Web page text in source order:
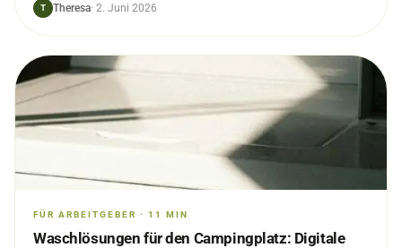
T Theresa· 2. Juni 2026
FÜR ARBEITGEBER · 11 MIN
Waschlösungen für den Campingplatz: Digitale